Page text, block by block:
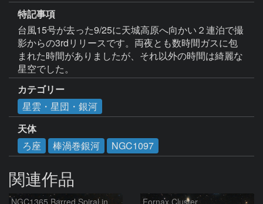
特記事項
台風15号が去った9/25に天城高原へ向かい２連泊で撮
影からの3rdリリースです。両夜とも数時間ガスに包
まれた時間がありましたが、それ以外の時間は綺麗な
星空でした。
カテゴリー
星雲・星団・銀河
天体
ろ座
棒渦巻銀河 NGC1097
関連作品